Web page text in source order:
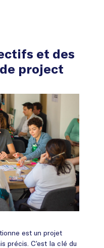
et des
project
est un projet
précis. C’est la clé du